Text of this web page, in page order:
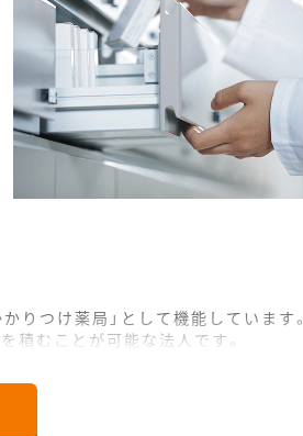
つけ薬局」として機能しています。
むことが可能な法人です。
して応需しております。